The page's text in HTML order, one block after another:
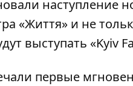
наступление
«Життя» и не
выступать «Kyiv
первые